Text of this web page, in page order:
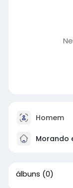
Homem
Morando
álbuns (0)